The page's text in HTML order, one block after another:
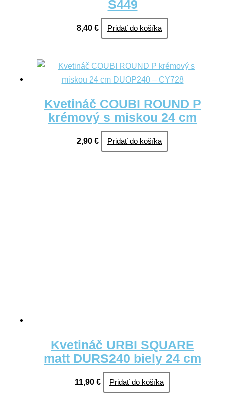
S449
8,40 € Pridať do košíka
Kvetináč COUBI ROUND P
krémový s miskou 24 cm
2,90 € Pridať do košíka
Kvetináč URBI SQUARE
matt DURS240 biely 24 cm
11,90 € Pridať do košíka